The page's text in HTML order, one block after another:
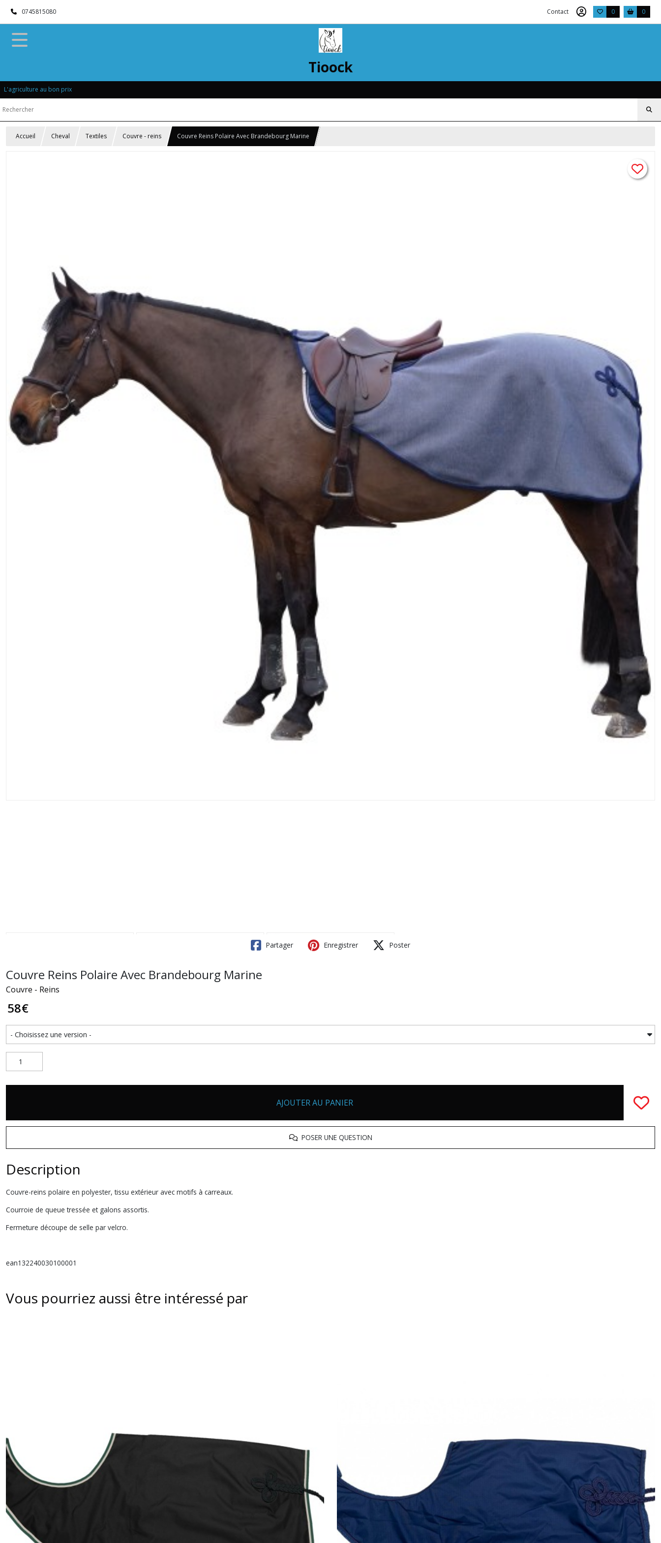
0745815080 Contact 0 0
Tioock
L'agriculture au bon prix
Accueil Cheval Textiles Couvre - reins Couvre Reins Polaire Avec Brandebourg Marine
Partager Enregistrer Poster
Couvre Reins Polaire Avec Brandebourg Marine
Couvre - Reins
58€
AJOUTER AU PANIER
POSER UNE QUESTION
Description
Couvre-reins polaire en polyester, tissu extérieur avec motifs à carreaux.
Courroie de queue tressée et galons assortis.
Fermeture découpe de selle par velcro.
ean132240030100001
Vous pourriez aussi être intéressé par